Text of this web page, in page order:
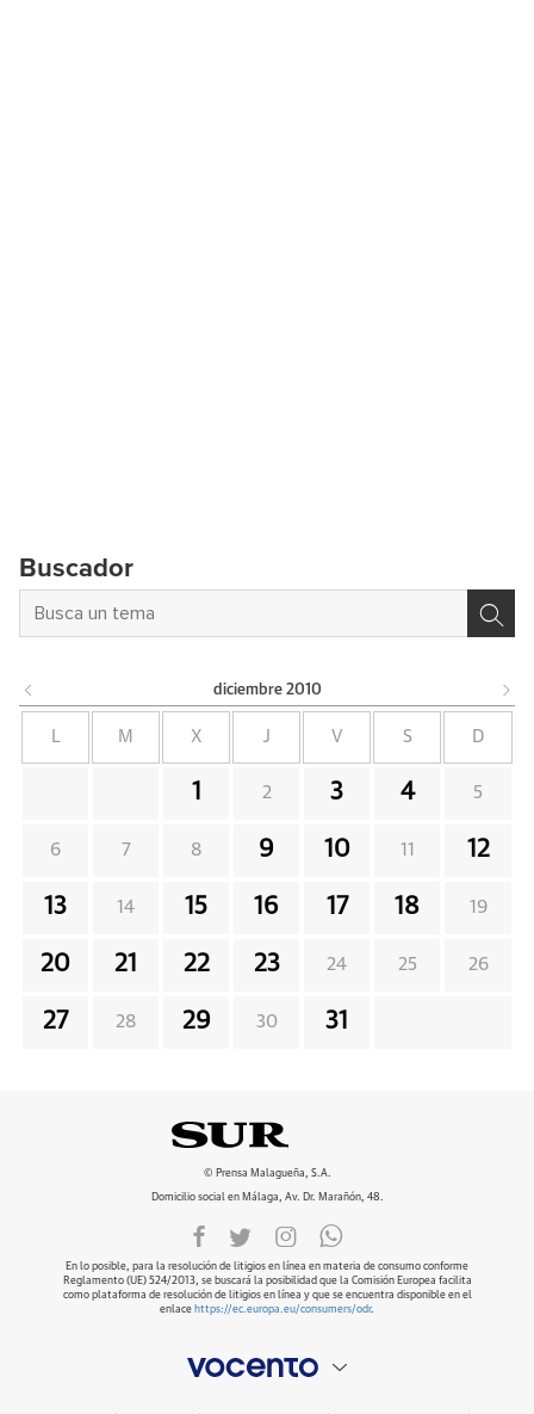
Buscador
diciembre 2010
L M X J V S D
1 2 3 4 5
6 7 8 9 10 11 12
13 14 15 16 17 18 19
20 21 22 23 24 25 26
27 28 29 30 31
© Prensa Malagueña, S.A.
Domicilio social en Málaga, Av. Dr. Marañón, 48.
En lo posible, para la resolución de litigios en línea en materia de consumo conforme
Reglamento (UE) 524/2013, se buscará la posibilidad que la Comisión Europea facilita
como plataforma de resolución de litigios en línea y que se encuentra disponible en el
enlace https://ec.europa.eu/consumers/odr.